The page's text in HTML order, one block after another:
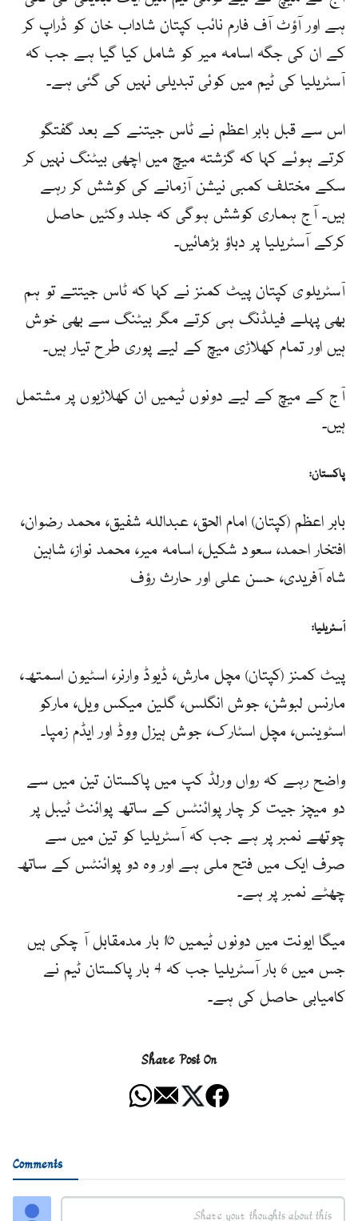
ہے اور آؤٹ آف فارم نائب کپتان شاداب خان کو ڈراپ کر
کے ان کی جگہ اسامہ میر کو شامل کیا گیا ہے جب کہ
آسٹریلیا کی ٹیم میں کوئی تبدیلی نہیں کی گئی ہے۔
اس سے قبل بابر اعظم نے ٹاس جیتنے کے بعد گفتگو
کرتے ہوئے کہا کہ گزشتہ میچ میں اچھی بیٹنگ نہیں کر
سکے مختلف کمبی نیشن آزمانے کی کوشش کر رہے
ہیں۔ آج ہماری کوشش ہوگی کہ جلد وکٹیں حاصل
کرکے آسٹریلیا پر دباؤ بڑھائیں۔
آسٹریلوی کپتان پیٹ کمنز نے کہا کہ ٹاس جیتتے تو ہم
بھی پہلے فیلڈنگ ہی کرتے مگر بیٹنگ سے بھی خوش
ہیں اور تمام کھلاڑی میچ کے لیے پوری طرح تیار ہیں۔
آج کے میچ کے لیے دونوں ٹیمیں ان کھلاڑیوں پر مشتمل
ہیں۔
پاکستان:
بابر اعظم (کپتان) امام الحق، عبداللہ شفیق، محمد رضوان،
افتخار احمد، سعود شکیل، اسامہ میر، محمد نواز، شاہین
شاہ آفریدی، حسن علی اور حارث رؤف
آسٹریلیا:
پیٹ کمنز (کپتان) مچل مارش، ڈیوڈ وارنر، اسٹیون اسمتھ،
مارنس لبوشن، جوش انگلس، گلین میکس ویل، مارکو
اسٹوینس، مچل اسٹارک، جوش ہیزل ووڈ اور ایڈم زمپا۔
واضح رہے کہ رواں ورلڈ کپ میں پاکستان تین میں سے
دو میچز جیت کر چار پوائنٹس کے ساتھ پوائنٹ ٹیبل پر
چوتھے نمبر پر ہے جب کہ آسٹریلیا کو تین میں سے
صرف ایک میں فتح ملی ہے اور وہ دو پوائنٹس کے ساتھ
چھٹے نمبر پر ہے۔
میگا ایونت میں دونوں ٹیمیں 10 بار مدمقابل آ چکی ہیں
جس میں 6 بار آسٹریلیا جب کہ 4 بار پاکستان ٹیم نے
کامیابی حاصل کی ہے۔
Share Post On
Comments